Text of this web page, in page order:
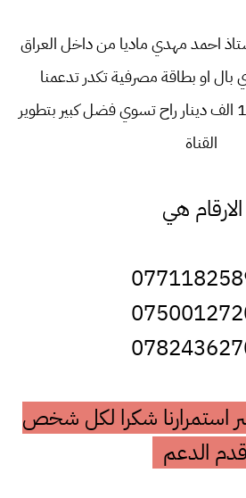
احمد مهدي ماديا من داخل العراق
او بطاقة مصرفية تكدر تدعمنا
بتحويل رصيد حته لو بـ 1 الف دينار راح تسوي فضل كبير بتطوير
القناة
الارقام هي
استمرارنا شكرا لكل شخص
قدم الدعم